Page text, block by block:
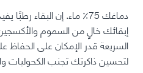
دماغك 75٪ ماء. إن
إبقائك خالٍ من السموم
السريعة قدر الإمكان على الحفاظ
لتحسين ذاكرتك تجنب الكحوليات